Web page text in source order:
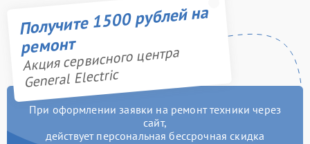
Получите 1500 рублей на
ремонт
Акция сервисного центра
General Electric
При оформлении заявки на ремонт техники через
сайт,
действует персональная бессрочная скидка